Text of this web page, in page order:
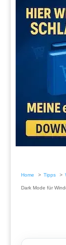
Home Tipps
Dark Mode für